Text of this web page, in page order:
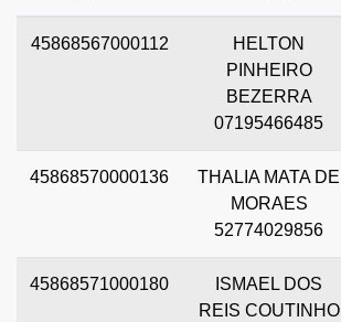
45868567000112
HELTON
PINHEIRO
BEZERRA
07195466485
45868570000136
THALIA MATA DE
MORAES
52774029856
45868571000180
ISMAEL DOS
REIS COUTINHO